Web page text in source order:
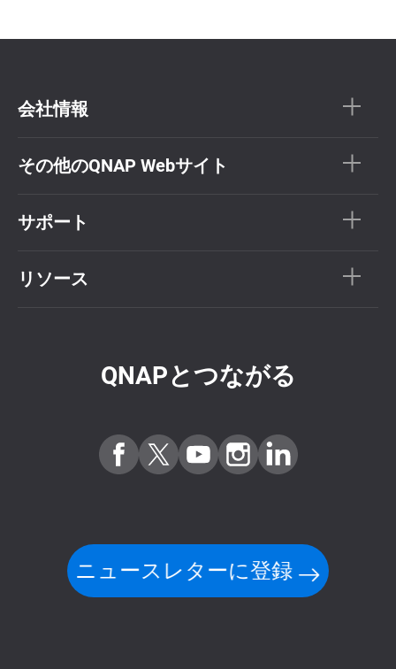
会社情報
その他のQNAP Webサイト
サポート
リソース
QNAPとつながる
ニュースレターに登録